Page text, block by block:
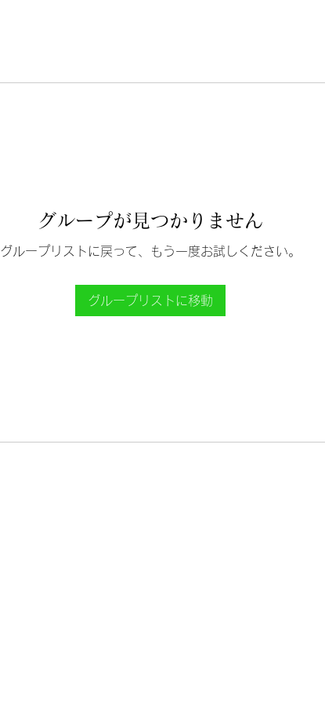
グループが見つかりません
グループリストに戻って、もう一度お試しください。
グループリストに移動